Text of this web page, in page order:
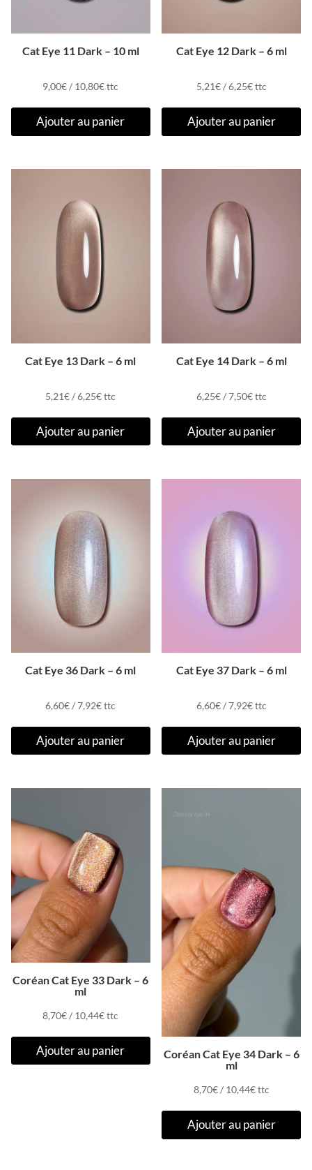
Cat Eye 11 Dark – 10 ml
9,00€/ 10,80€ttc
Ajouter au panier
Cat Eye 12 Dark – 6 ml
5,21€/6,25€ttc
Ajouter au panier
Cat Eye 13 Dark – 6 ml
5,21€/6,25€ttc
Ajouter au panier
Cat Eye 14 Dark – 6 ml
6,25€/7,50€ttc
Ajouter au panier
Cat Eye 36 Dark – 6 ml
6,60€/7,92€ttc
Ajouter au panier
Cat Eye 37 Dark – 6 ml
6,60€/7,92€ttc
Ajouter au panier
Coréan Cat Eye 33 Dark – 6
ml
8,70€/ 10,44€ttc
Ajouter au panier
Coréan Cat Eye 34 Dark – 6
ml
8,70€/ 10,44€ttc
Ajouter au panier